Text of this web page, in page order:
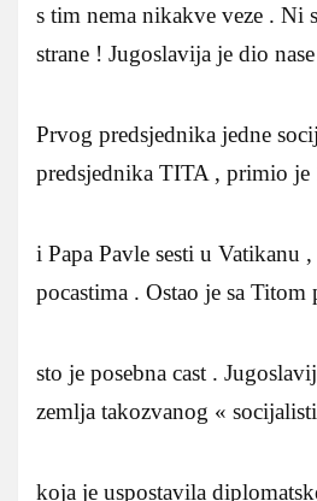
s tim nema nikakve veze . Ni
strane ! Jugoslavija je dio
Prvog predsjednika jedne
predsjednika TITA , primio je
i Papa Pavle sesti u Vatikanu
pocastima . Ostao je sa
sto je posebna cast .
zemlja takozvanog «
koja je uspostavila